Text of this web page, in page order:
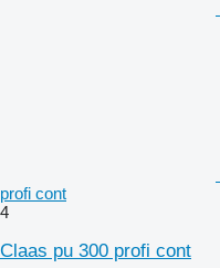
profi cont
4
Claas pu 300 profi cont